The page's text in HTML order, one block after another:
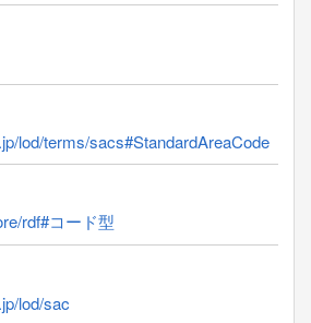
lod/terms/sacs#StandardAreaCode
rdf#コード型
lod/sac